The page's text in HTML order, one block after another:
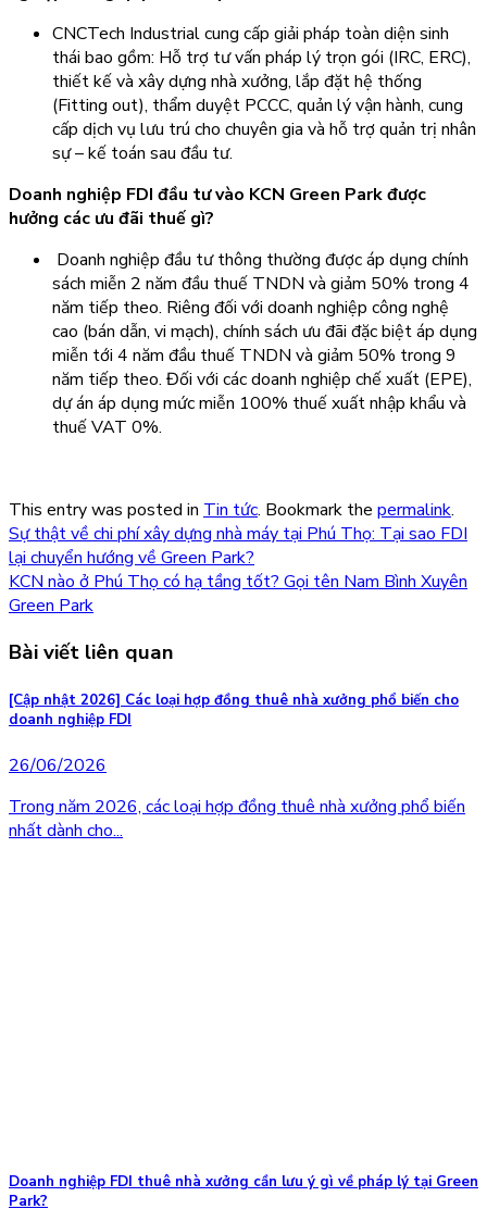
CNCTech Industrial cung cấp giải pháp toàn diện sinh
thái bao gồm: Hỗ trợ tư vấn pháp lý trọn gói (IRC, ERC),
thiết kế và xây dựng nhà xưởng, lắp đặt hệ thống
(Fitting out), thẩm duyệt PCCC, quản lý vận hành, cung
cấp dịch vụ lưu trú cho chuyên gia và hỗ trợ quản trị nhân
sự – kế toán sau đầu tư.
Doanh nghiệp FDI đầu tư vào KCN Green Park được
hưởng các ưu đãi thuế gì?
Doanh nghiệp đầu tư thông thường được áp dụng chính
sách miễn 2 năm đầu thuế TNDN và giảm 50% trong 4
năm tiếp theo. Riêng đối với doanh nghiệp công nghệ
cao (bán dẫn, vi mạch), chính sách ưu đãi đặc biệt áp dụng
miễn tới 4 năm đầu thuế TNDN và giảm 50% trong 9
năm tiếp theo. Đối với các doanh nghiệp chế xuất (EPE),
dự án áp dụng mức miễn 100% thuế xuất nhập khẩu và
thuế VAT 0%.
This entry was posted in Tin tức. Bookmark the permalink.
Sự thật về chi phí xây dựng nhà máy tại Phú Thọ: Tại sao FDI
lại chuyển hướng về Green Park?
KCN nào ở Phú Thọ có hạ tầng tốt? Gọi tên Nam Bình Xuyên
Green Park
Bài viết liên quan
[Cập nhật 2026] Các loại hợp đồng thuê nhà xưởng phổ biến cho
doanh nghiệp FDI
26/06/2026
Trong năm 2026, các loại hợp đồng thuê nhà xưởng phổ biến
nhất dành cho...
Doanh nghiệp FDI thuê nhà xưởng cần lưu ý gì về pháp lý tại Green
Park?